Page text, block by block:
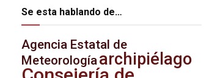
Se esta hablando de…
Agencia Estatal de
Meteorologíaarchipiélago